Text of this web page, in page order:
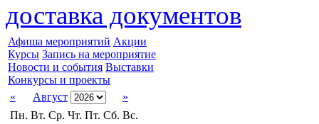
доставка документов
Афиша мероприятий Акции
Курсы Запись на мероприятие
Новости и события Выставки
Конкурсы и проекты
«
Август
»
Пн. Вт. Ср. Чт. Пт. Сб. Вс.